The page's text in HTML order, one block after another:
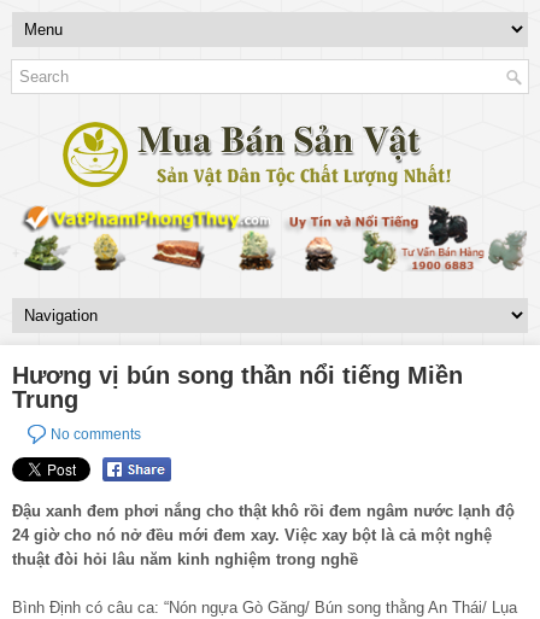
Hương vị bún song thần nổi tiếng Miền
Trung
No comments
Đậu xanh đem phơi nắng cho thật khô rồi đem ngâm nước lạnh độ
24 giờ cho nó nở đều mới đem xay. Việc xay bột là cả một nghệ
thuật đòi hỏi lâu năm kinh nghiệm trong nghề
Bình Định có câu ca: “Nón ngựa Gò Găng/ Bún song thằng An Thái/ Lụa